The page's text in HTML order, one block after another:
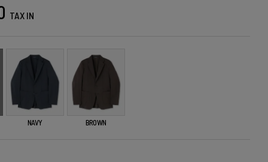
TAX IN
NAVY BROWN